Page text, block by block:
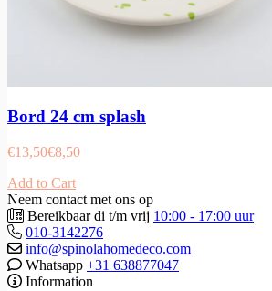
Bord 24 cm splash
€13,50€8,50
Add to Cart
Neem contact met ons op
Bereikbaar di t/m vrij 10:00 - 17:00 uur
010-3142276
info@spinolahomedeco.com
Whatsapp +31 638877047
Information